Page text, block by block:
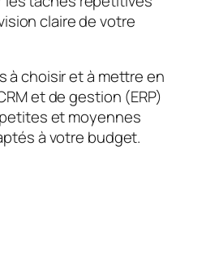
claire de votre
à choisir et à mettre en
et de gestion (ERP)
et moyennes
à votre budget.